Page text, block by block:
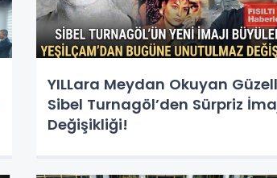
YILLara Meydan Okuyan
Sibel Turnagöl’den Sürpriz
Değişikliği!